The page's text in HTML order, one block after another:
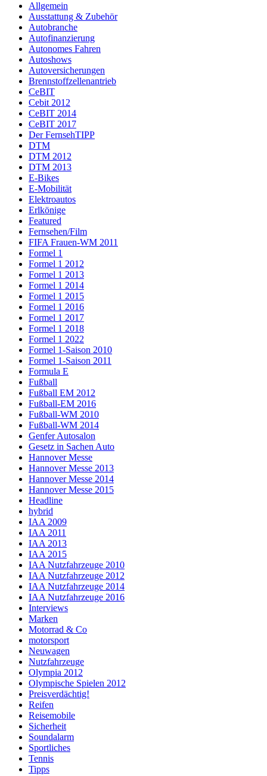
Allgemein
Ausstattung & Zubehör
Autobranche
Autofinanzierung
Autonomes Fahren
Autoshows
Autoversicherungen
Brennstoffzellenantrieb
CeBIT
Cebit 2012
CeBIT 2014
CeBIT 2017
Der FernsehTIPP
DTM
DTM 2012
DTM 2013
E-Bikes
E-Mobilität
Elektroautos
Erlkönige
Featured
Fernsehen/Film
FIFA Frauen-WM 2011
Formel 1
Formel 1 2012
Formel 1 2013
Formel 1 2014
Formel 1 2015
Formel 1 2016
Formel 1 2017
Formel 1 2018
Formel 1 2022
Formel 1-Saison 2010
Formel 1-Saison 2011
Formula E
Fußball
Fußball EM 2012
Fußball-EM 2016
Fußball-WM 2010
Fußball-WM 2014
Genfer Autosalon
Gesetz in Sachen Auto
Hannover Messe
Hannover Messe 2013
Hannover Messe 2014
Hannover Messe 2015
Headline
hybrid
IAA 2009
IAA 2011
IAA 2013
IAA 2015
IAA Nutzfahrzeuge 2010
IAA Nutzfahrzeuge 2012
IAA Nutzfahrzeuge 2014
IAA Nutzfahrzeuge 2016
Interviews
Marken
Motorrad & Co
motorsport
Neuwagen
Nutzfahrzeuge
Olympia 2012
Olympische Spielen 2012
Preisverdächtig!
Reifen
Reisemobile
Sicherheit
Soundalarm
Sportliches
Tennis
Tipps